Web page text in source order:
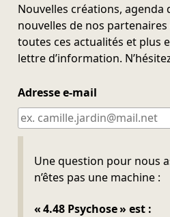
Nouvelles créations, agenda
nouvelles de nos
toutes ces actualités et plus
lettre d’information.
Adresse e-mail
Une question pour nous
n’êtes pas une machine :
« 4.48 Psychose » est :
Ne pas remplir